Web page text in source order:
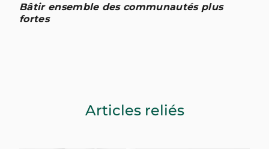
Bâtir ensemble des communautés plus
fortes
Articles reliés